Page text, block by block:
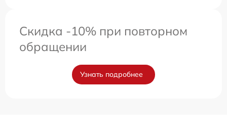
Скидка -10% при повторном
обращении
Узнать подробнее